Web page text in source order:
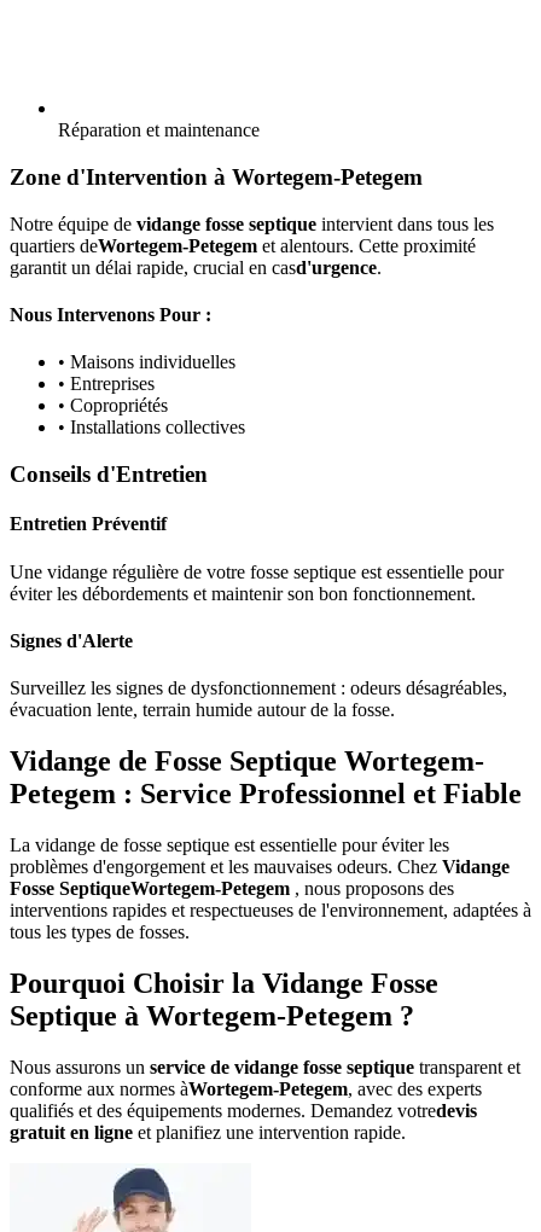
Réparation et maintenance
Zone d'Intervention à Wortegem-Petegem
Notre équipe de vidange fosse septique intervient dans tous les
quartiers deWortegem-Petegem et alentours. Cette proximité
garantit un délai rapide, crucial en casd'urgence.
Nous Intervenons Pour :
• Maisons individuelles
• Entreprises
• Copropriétés
• Installations collectives
Conseils d'Entretien
Entretien Préventif
Une vidange régulière de votre fosse septique est essentielle pour
éviter les débordements et maintenir son bon fonctionnement.
Signes d'Alerte
Surveillez les signes de dysfonctionnement : odeurs désagréables,
évacuation lente, terrain humide autour de la fosse.
Vidange de Fosse Septique Wortegem-
Petegem : Service Professionnel et Fiable
La vidange de fosse septique est essentielle pour éviter les
problèmes d'engorgement et les mauvaises odeurs. Chez Vidange
Fosse SeptiqueWortegem-Petegem , nous proposons des
interventions rapides et respectueuses de l'environnement, adaptées à
tous les types de fosses.
Pourquoi Choisir la Vidange Fosse
Septique à Wortegem-Petegem ?
Nous assurons un service de vidange fosse septique transparent et
conforme aux normes àWortegem-Petegem, avec des experts
qualifiés et des équipements modernes. Demandez votredevis
gratuit en ligne et planifiez une intervention rapide.